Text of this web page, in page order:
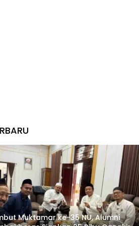
Muktamar ke-35 NU, Alumni